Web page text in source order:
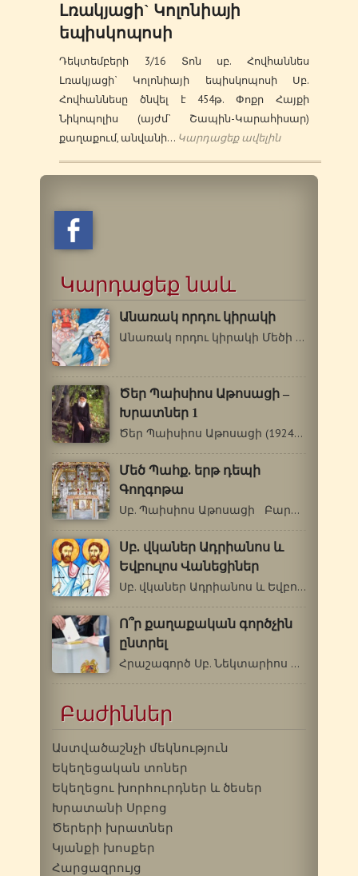
Լռակյացի` Կոլոնիայի
եպիսկոպոսի
Դեկտեմբերի 3/16 Տոն սբ. Հովհաննես
Լռակյացի` Կոլոնիայի եպիսկոպոսի Սբ.
Հովհաննեսը ծնվել է 454թ. Փոքր Հայքի
Նիկոպոլիս (այժմ` Շապին-Կարահիսար)
քաղաքում, անվանի… Կարդացեք ավելին
Կարդացեք նաև
Անառակ որդու կիրակի
Անառակ որդու կիրակի Մեծի պահոց նախապատրաստական…
Ծեր Պաիսիոս Աթոսացի –
Խրատներ 1
Ծեր Պաիսիոս Աթոսացի (1924-1994) Խրատներ…
Մեծ Պահք. երթ դեպի
Գողգոթա
Սբ. Պաիսիոս Աթոսացի Բարի՜ քառասնօրյա…
Սբ. վկաներ Ադրիանոս և
Եվբուլոս Վանեցիներ
Սբ. վկաներ Ադրիանոս և Եվբուլոս Վանեցիներ…
Ո՞ր քաղաքական գործչին
ընտրել
Հրաշագործ Սբ. Նեկտարիոս Պենդապոլսեցի…
Բաժիններ
Աստվածաշնչի մեկնություն
Եկեղեցական տոներ
Եկեղեցու խորհուրդներ և ծեսեր
Խրատանի Սրբոց
Ծերերի խրատներ
Կյանքի խոսքեր
Հարցազրույց